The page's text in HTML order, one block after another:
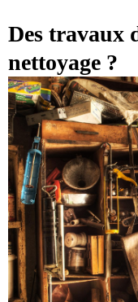
CONTACT
Des travaux
nettoyage ?